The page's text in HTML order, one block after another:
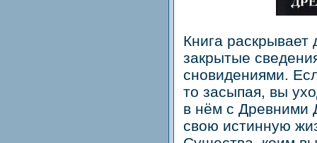
Книга
закрытые
сновидениями.
то засыпая, вы
в нём с Древними
свою истинную